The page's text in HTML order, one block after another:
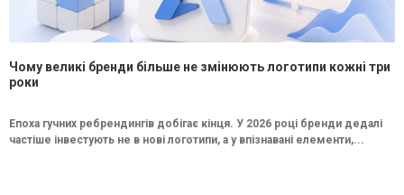
Чому великі бренди більше не змінюють логотипи кожні три
роки
Епоха гучних ребрендингів добігає кінця. У 2026 році бренди дедалі
частіше інвестують не в нові логотипи, а у впізнавані елементи,...